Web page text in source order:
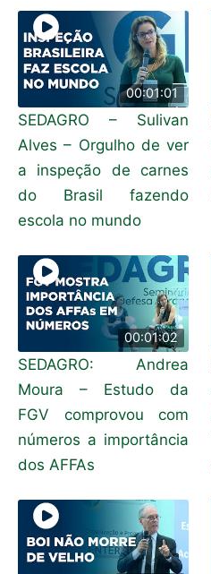
00:01:01
SEDAGRO – Sulivan
Alves – Orgulho de ver
a inspeção de carnes
do Brasil fazendo
escola no mundo
00:01:02
SEDAGRO: Andrea
Moura – Estudo da
FGV comprovou com
números a importância
dos AFFAs